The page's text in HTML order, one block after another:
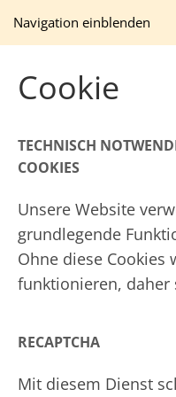
Navigation einblenden
Cookie
TECHNISCH
COOKIES
Unsere Website
grundlegende
Ohne diese Cookies
funktionieren, daher
RECAPTCHA
Mit diesem Dienst